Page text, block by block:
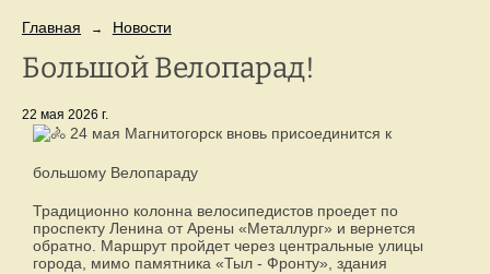
Главная → Новости
Большой Велопарад!
22 мая 2026 г.
24 мая Магнитогорск вновь присоединится к
большому Велопараду
Традиционно колонна велосипедистов проедет по
проспекту Ленина от Арены «Металлург» и вернется
обратно. Маршрут пройдет через центральные улицы
города, мимо памятника «Тыл - Фронту», здания